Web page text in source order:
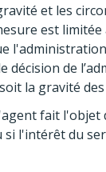
et les
est
décision de
la gravité
fait l'objet
l'intérêt du